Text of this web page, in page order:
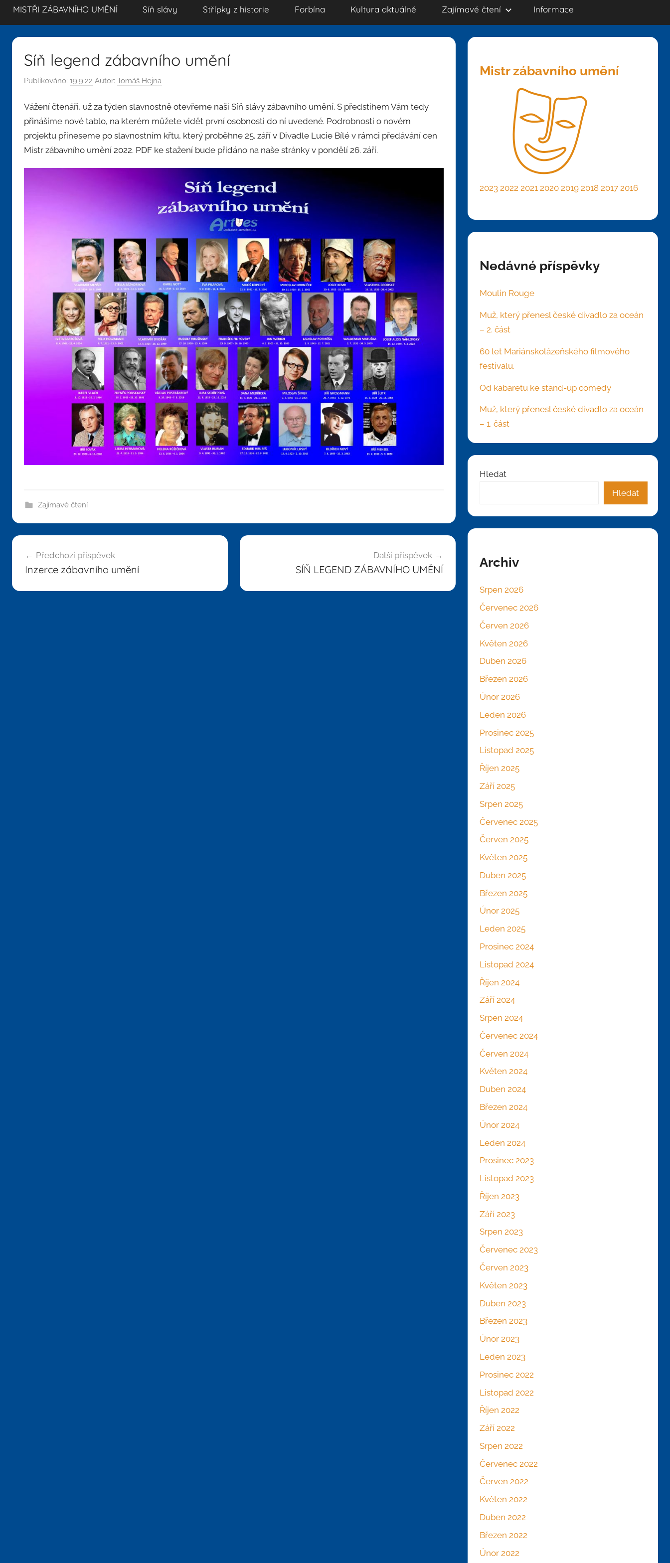
MISTŘI ZÁBAVNÍHO UMĚNÍ Síň slávy Střípky z historie Forbína Kultura aktuálně Zajímavé čtení Informace
Síň legend zábavního umění
Publikováno: 19.9.22 Autor: Tomáš Hejna
Vážení čtenáři, už za týden slavnostně otevřeme naši Síň slávy zábavního umění. S předstihem Vám tedy
přinášíme nové tablo, na kterém můžete vidět první osobnosti do ní uvedené. Podrobnosti o novém
projektu přineseme po slavnostním křtu, který proběhne 25. září v Divadle Lucie Bílé v rámci předávání cen
Mistr zábavního umění 2022. PDF ke stažení bude přidáno na naše stránky v pondělí 26. září.
Zajímavé čtení
Navigace
pro
příspěvek
Předchozí příspěvek
Inzerce zábavního umění
Další příspěvek
SÍŇ LEGEND ZÁBAVNÍHO UMĚNÍ
Mistr zábavního umění
2023 2022 2021 2020 2019 2018 2017 2016
Nedávné příspěvky
Moulin Rouge
Muž, který přenesl české divadlo za oceán
– 2. část
60 let Mariánskolázeňského filmového
festivalu.
Od kabaretu ke stand-up comedy
Muž, který přenesl české divadlo za oceán
– 1. část
Hledat
Hledat
Archiv
Srpen 2026
Červenec 2026
Červen 2026
Květen 2026
Duben 2026
Březen 2026
Únor 2026
Leden 2026
Prosinec 2025
Listopad 2025
Říjen 2025
Září 2025
Srpen 2025
Červenec 2025
Červen 2025
Květen 2025
Duben 2025
Březen 2025
Únor 2025
Leden 2025
Prosinec 2024
Listopad 2024
Říjen 2024
Září 2024
Srpen 2024
Červenec 2024
Červen 2024
Květen 2024
Duben 2024
Březen 2024
Únor 2024
Leden 2024
Prosinec 2023
Listopad 2023
Říjen 2023
Září 2023
Srpen 2023
Červenec 2023
Červen 2023
Květen 2023
Duben 2023
Březen 2023
Únor 2023
Leden 2023
Prosinec 2022
Listopad 2022
Říjen 2022
Září 2022
Srpen 2022
Červenec 2022
Červen 2022
Květen 2022
Duben 2022
Březen 2022
Únor 2022